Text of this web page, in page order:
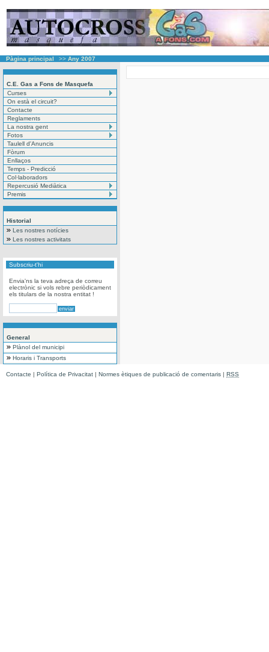
Pàgina principal >> Any 2007
C.E. Gas a Fons de Masquefa
Curses
On està el circuit?
Contacte
Reglaments
La nostra gent
Fotos
Taulell d'Anuncis
Fòrum
Enllaços
Temps - Predicció
Col·laboradors
Repercusió Mediàtica
Premis
Historial
Les nostres notícies
Les nostres activitats
Subscriu-t'hi
Envia'ns la teva adreça de correu
electrònic si vols rebre periòdicament
els titulars de la nostra entitat !
General
Plànol del municipi
Horaris i Transports
Contacte | Política de Privacitat | Normes ètiques de publicació de comentaris | RSS